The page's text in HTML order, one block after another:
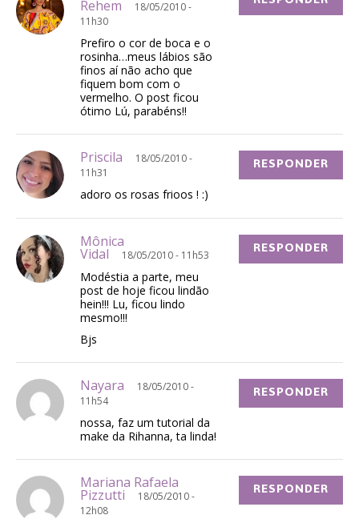
Rehem
18/05/2010 -
11h30
Prefiro o cor de boca e o
rosinha…meus lábios são
finos aí não acho que
fiquem bom com o
vermelho. O post ficou
ótimo Lú, parabéns!!
Priscila
18/05/2010 -
11h31
adoro os rosas frioos ! :)
RESPONDER
Mônica
Vidal 18/05/2010 - 11h53
Modéstia a parte, meu
post de hoje ficou lindão
hein!!! Lu, ficou lindo
mesmo!!!
Bjs
RESPONDER
Nayara
18/05/2010 -
11h54
nossa, faz um tutorial da
make da Rihanna, ta linda!
RESPONDER
Mariana Rafaela
Pizzutti
18/05/2010 -
12h08
RESPONDER